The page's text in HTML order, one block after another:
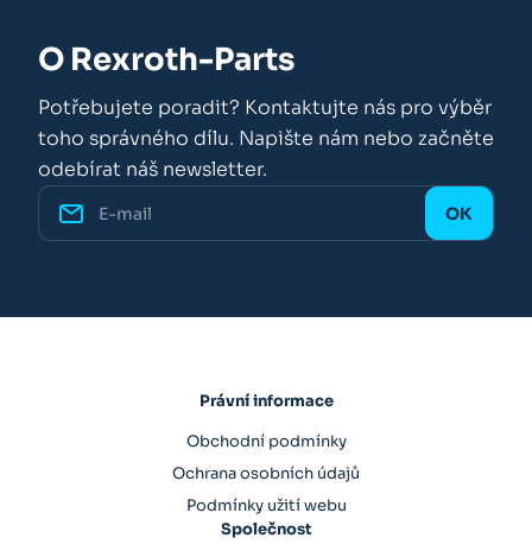
O Rexroth-Parts
Potřebujete poradit? Kontaktujte nás pro výběr
toho správného dílu. Napište nám nebo začněte
odebírat náš newsletter.
Právní informace
Obchodní podmínky
Ochrana osobních údajů
Podmínky užití webu
Společnost